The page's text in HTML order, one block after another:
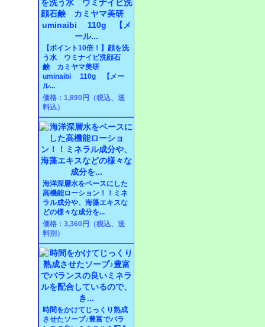
【ポイント10倍！】顔を洗
う水 ウミナイビ洗顔石
鹸 カミヤマ美研
uminaibi 110g 【メー
ル...
価格：1,890円（税込、送
料込）
海洋深層水をベースにした
高機能ローション！！ミネ
ラル成分や、海藻エキスな
どの様々な成分を...
価格：3,360円（税込、送
料別）
時間をかけてじっくり熟成
させたソープ♪豊富でバラ